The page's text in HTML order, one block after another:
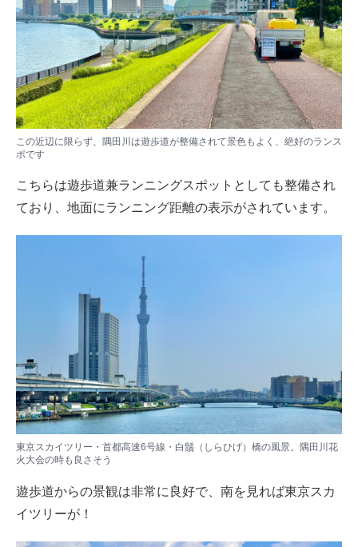
この近辺に限らず、隅田川は遊歩道が整備されて景色もよく、絶好のランス
ポです
こちらは遊歩道兼ランニングスポットとしても整備され
ており、地面にランニング距離の表示がされています。
東京スカイツリー・首都高速6号線・白鬚（しらひげ）橋の風景。隅田川花
火大会の時も良さそう
遊歩道からの景観は非常に良好で、南を見れば東京スカ
イツリーが！